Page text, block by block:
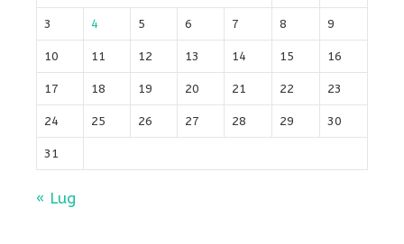
3 4 5 6 7 8 9
10 11 12 13 14 15 16
17 18 19 20 21 22 23
24 25 26 27 28 29 30
31
« Lug